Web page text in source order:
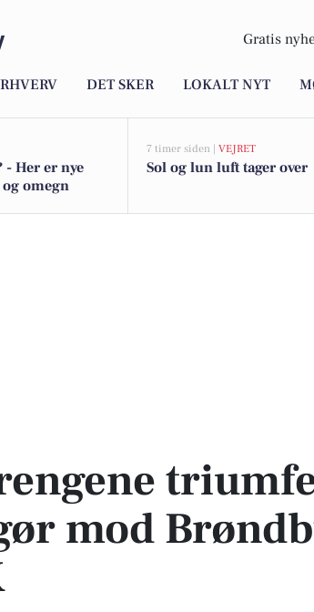
Gratis
DET SKER LOKALT NYT
- Her er nye
omegn
7 timer siden | VEJRET
Sol og lun luft tager over
mod Brøndby Strand IK
mod